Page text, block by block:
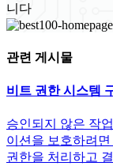
니다
관련 게시물
비트 권한 시스템
승인되지 않은 작
이션을 보호하려
권한을 처리하고